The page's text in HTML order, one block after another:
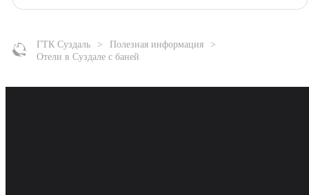
ГТК Суздаль
Полезная информация
Отели в Суздале с баней